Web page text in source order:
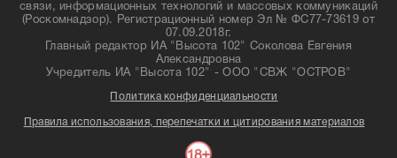
связи, информационных технологий и массовых коммуникаций
(Роскомнадзор). Регистрационный номер Эл № ФС77-73619 от
07.09.2018г.
Главный редактор ИА "Высота 102" Соколова Евгения
Александровна
Учредитель ИА "Высота 102" - ООО "СВЖ "ОСТРОВ"
Политика конфиденциальности
Правила использования, перепечатки и цитирования материалов